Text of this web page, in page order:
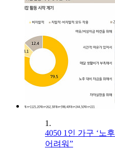
1.
4050 1인 가구 ‘노
어려워”